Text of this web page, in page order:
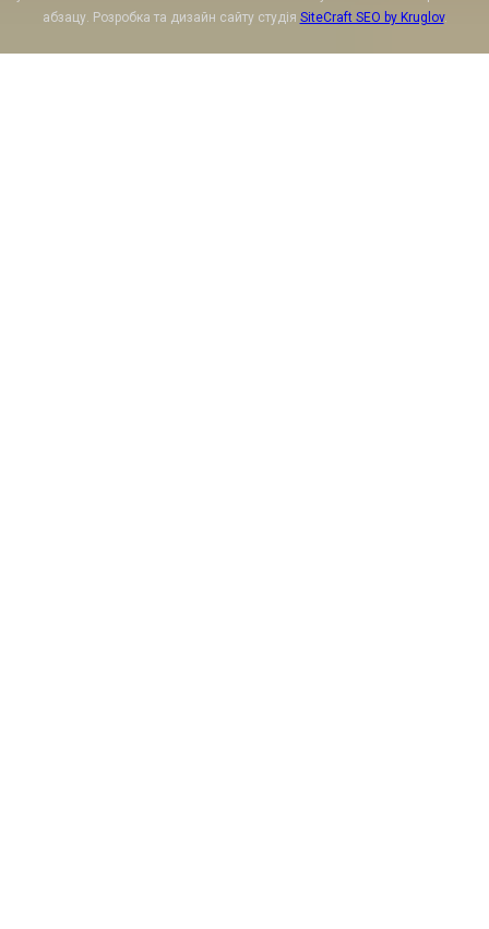
абзацу. Розробка та дизайн сайту студія SiteCraft SEO by Kruglov.